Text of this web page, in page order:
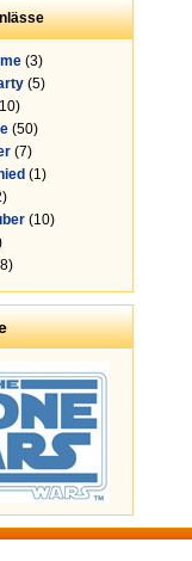
(3)
(5)
(50)
(7)
(1)
(10)